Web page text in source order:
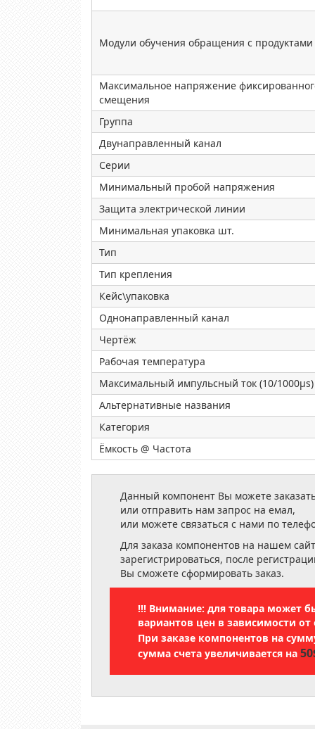
Модули обучения обращения с продуктами
Максимальное напряжение
смещения
Группа
Двунаправленный канал
Серии
Минимальный пробой напряжения
Защита электрической линии
Минимальная упаковка шт.
Тип
Тип крепления
Кейс\упаковка
Однонаправленный канал
Чертёж
Рабочая температура
Максимальный импульсный ток (10/1000µs)
Альтернативные названия
Категория
Ёмкость @ Частота
Данный компонент Вы можете
или отправить нам запрос на емал,
или можете связаться с нами по
Для заказа компонентов на нашем
зарегистрироваться, после
Вы сможете сформировать заказ.
!!! Внимание: для товара может
вариантов цен в зависимости от
При заказе компонентов на
сумма счета увеличивается на